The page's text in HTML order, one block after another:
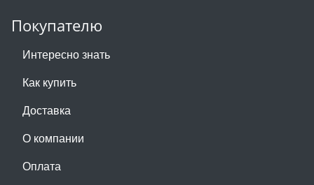
Покупателю
Интересно знать
Как купить
Доставка
О компании
Оплата